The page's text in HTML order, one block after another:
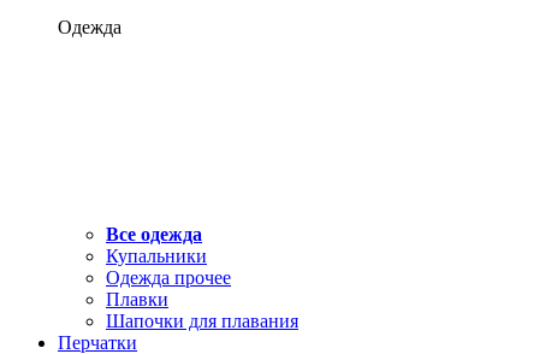
Одежда
Все одежда
Купальники
Одежда прочее
Плавки
Шапочки для плавания
Перчатки